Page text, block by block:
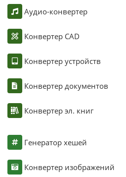
Аудио-конвертер
Конвертер CAD
Конвертер устройств
Конвертер документов
Конвертер эл. книг
Генератор хешей
Конвертер изображений